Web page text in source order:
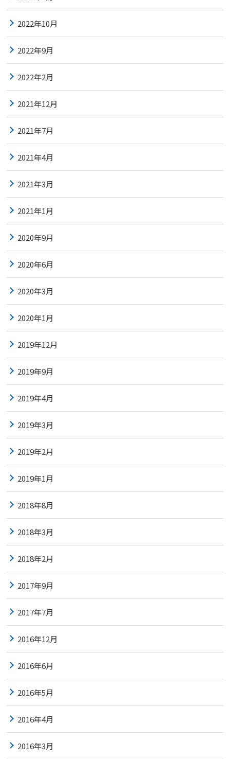
2022年10月
2022年9月
2022年2月
2021年12月
2021年7月
2021年4月
2021年3月
2021年1月
2020年9月
2020年6月
2020年3月
2020年1月
2019年12月
2019年9月
2019年4月
2019年3月
2019年2月
2019年1月
2018年8月
2018年3月
2018年2月
2017年9月
2017年7月
2016年12月
2016年6月
2016年5月
2016年4月
2016年3月